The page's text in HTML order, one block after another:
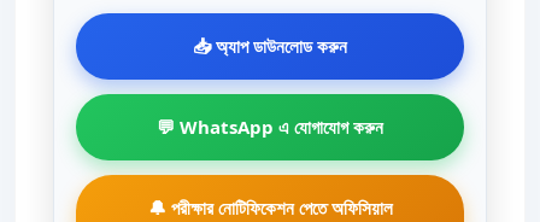
📥 অ্যাপ ডাউনলোড করুন
💬 WhatsApp এ যোগাযোগ করুন
🔔 পরীক্ষার নোটিফিকেশন পেতে অফিসিয়াল